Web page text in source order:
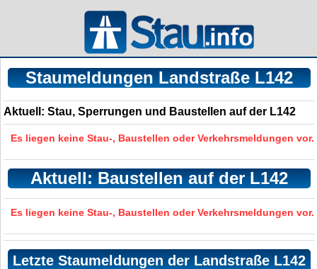
Staumeldungen Landstraße L142
Aktuell: Stau, Sperrungen und Baustellen auf der L142
Es liegen keine Stau-, Baustellen oder Verkehrsmeldungen vor.
Aktuell: Baustellen auf der L142
Es liegen keine Stau-, Baustellen oder Verkehrsmeldungen vor.
Letzte Staumeldungen der Landstraße L142